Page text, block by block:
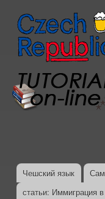
Главное меню
Чешский язык
статьи: Иммиграция